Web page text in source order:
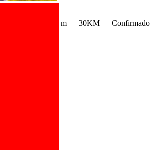
m 30KM Confirmado